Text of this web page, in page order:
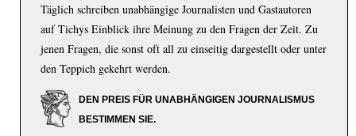
Täglich schreiben unabhängige Journalisten und Gastautoren
auf Tichys Einblick ihre Meinung zu den Fragen der Zeit. Zu
jenen Fragen, die sonst oft all zu einseitig dargestellt oder unter
den Teppich gekehrt werden.
DEN PREIS FÜR UNABHÄNGIGEN JOURNALISMUS
BESTIMMEN SIE.